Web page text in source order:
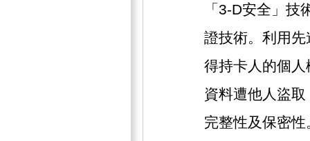
「3-D安全」
證技術。利用
得持卡人的個
資料遭他人盜
完整性及保密